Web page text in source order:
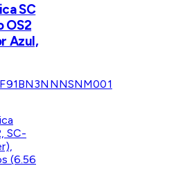
SC
OS2
Azul,
F91BN3NNNSNM001